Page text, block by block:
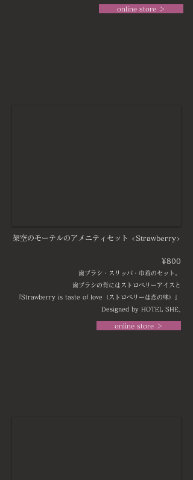
online store ＞
架空のモーテルのアメニティセット <Strawberry>
¥800
歯ブラシ・スリッパ・巾着のセット。
歯ブラシの背にはストロベリーアイスと
『Strawberry is taste of love（ストロベリーは恋の味）』
Designed by HOTEL SHE,
online store ＞